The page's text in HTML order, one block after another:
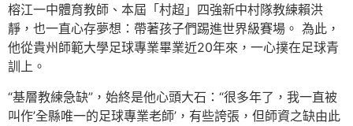
榕江一中體育教師、本屆「村超」四強新中村隊教練賴洪
靜，也一直心存夢想：帶著孩子們踢進世界級賽場。 為此，
他從貴州師範大學足球專業畢業近20年來，一心撲在足球青
訓上。
“基層教練急缺”，始終是他心頭大石：“很多年了，我一直被
叫作’全縣唯一的足球專業老師’，有些誇張，但師資之缺由此